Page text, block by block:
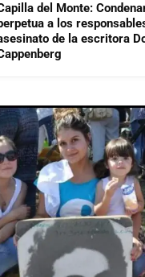
del Monte:
a los
de la escritora